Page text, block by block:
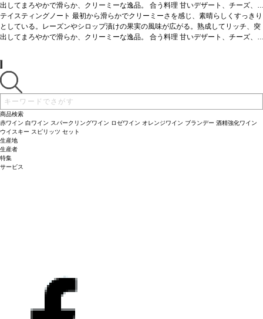
出してまろやかで滑らか、クリーミーな逸品。 合う料理 甘いデザート、チーズ、
フォアグラとジンジャーブレッド葡萄品種60% ピノ・ノワール、40%シャルドネ
テイスティングノート 最初から滑らかでクリーミーさを感じ、素晴らしくすっきり
としている。レーズンやシロップ漬けの果実の風味が広がる。熟成してリッチ、突
出してまろやかで滑らか、クリーミーな逸品。 合う料理 甘いデザート、チーズ、
商品検索
赤ワイン 白ワイン スパークリングワイン ロゼワイン オレンジワイン ブランデー 酒精強化ワイン
ウイスキー スピリッツ セット
生産地
生産者
特集
サービス